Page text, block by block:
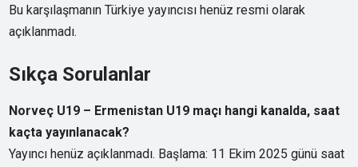
Bu karşılaşmanın Türkiye yayıncısı henüz resmi olarak
açıklanmadı.
Sıkça Sorulanlar
Norveç U19 – Ermenistan U19 maçı hangi kanalda, saat
kaçta yayınlanacak?
Yayıncı henüz açıklanmadı. Başlama: 11 Ekim 2025 günü saat